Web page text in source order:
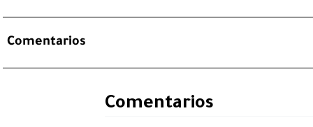
Comentarios
Comentarios